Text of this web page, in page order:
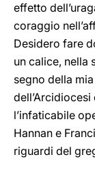
effetto
coraggio
Desidero fare
un calice, nella
segno della
l’infaticabile
Hannan e
riguardi del